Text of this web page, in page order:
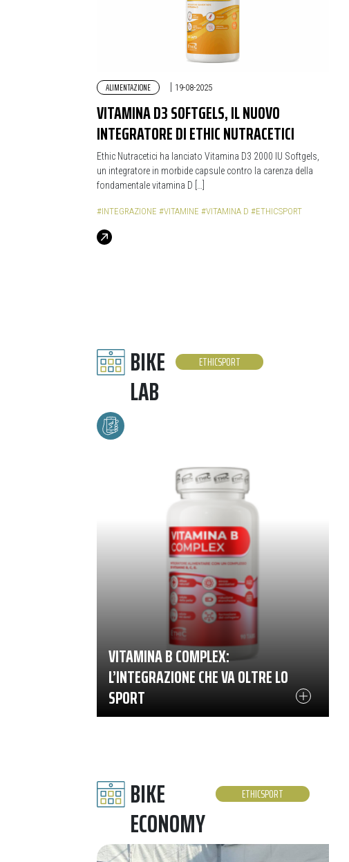
ALIMENTAZIONE | 19-08-2025
VITAMINA D3 SOFTGELS, IL NUOVO
INTEGRATORE DI ETHIC NUTRACETICI
Ethic Nutracetici ha lanciato Vitamina D3 2000 IU Softgels,
un integratore in morbide capsule contro la carenza della
fondamentale vitamina D […]
#INTEGRAZIONE #VITAMINE #VITAMINA D #ETHICSPORT
BIKE
LAB
ETHICSPORT
VITAMINA B COMPLEX:
L’INTEGRAZIONE CHE VA OLTRE LO
SPORT
BIKE
ECONOMY
ETHICSPORT